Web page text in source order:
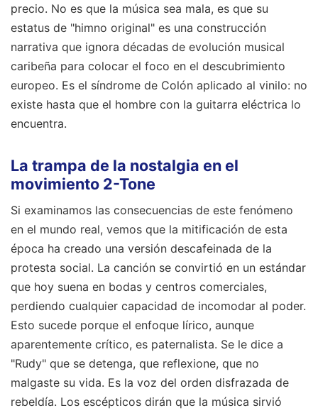
precio. No es que la música sea mala, es que su
estatus de "himno original" es una construcción
narrativa que ignora décadas de evolución musical
caribeña para colocar el foco en el descubrimiento
europeo. Es el síndrome de Colón aplicado al vinilo: no
existe hasta que el hombre con la guitarra eléctrica lo
encuentra.
La trampa de la nostalgia en el
movimiento 2-Tone
Si examinamos las consecuencias de este fenómeno
en el mundo real, vemos que la mitificación de esta
época ha creado una versión descafeinada de la
protesta social. La canción se convirtió en un estándar
que hoy suena en bodas y centros comerciales,
perdiendo cualquier capacidad de incomodar al poder.
Esto sucede porque el enfoque lírico, aunque
aparentemente crítico, es paternalista. Se le dice a
"Rudy" que se detenga, que reflexione, que no
malgaste su vida. Es la voz del orden disfrazada de
rebeldía. Los escépticos dirán que la música sirvió